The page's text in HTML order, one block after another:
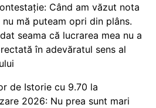
Când am văzut nota
nu mă puteam opri din plâns.
seama că lucrarea mea nu a
în adevăratul sens al
de Istorie cu 9.70 la
2026: Nu prea sunt mari